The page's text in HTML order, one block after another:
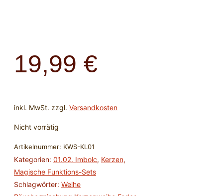
19,99 €
inkl. MwSt. zzgl. Versandkosten
Nicht vorrätig
Artikelnummer: KWS-KL01
Kategorien: 01.02. Imbolc, Kerzen,
Magische Funktions-Sets
Schlagwörter: Weihe